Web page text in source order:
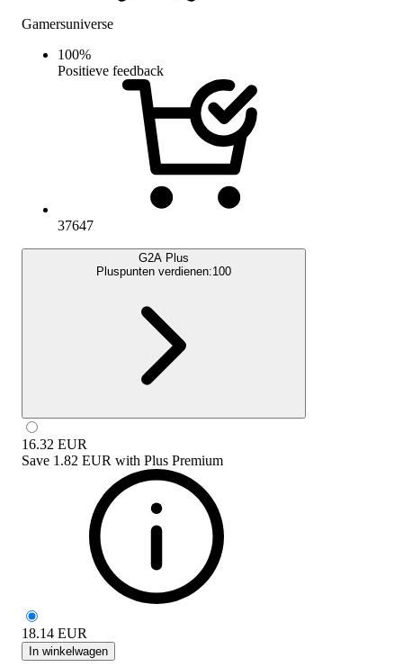
Gamersuniverse
100%
Positieve feedback
37647
G2A Plus
Pluspunten verdienen:100
16.32 EUR
Save 1.82 EUR with Plus Premium
18.14 EUR
In winkelwagen